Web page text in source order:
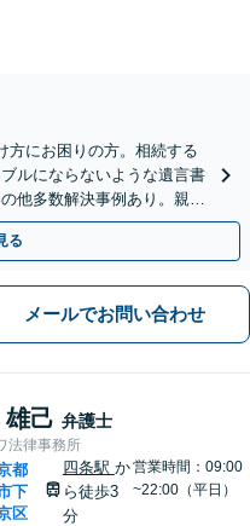
方にお困りの方。相続する
ルにならないような遺言書
他多数解決事例あり。親身
談無料】
る
メールでお問い合わせ
雄己 弁護士
法律事務所
都
下
区
四条駅 か
ら徒歩3
分
営業時間：09:00
~22:00（平日）